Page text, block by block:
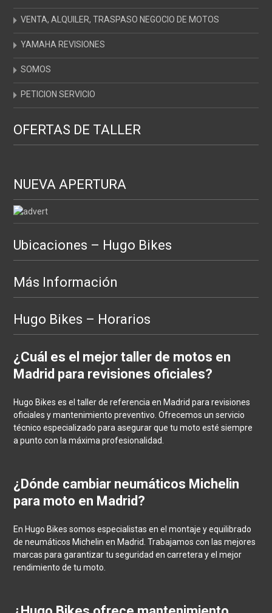
VENTA, ALQUILER, TRASPASO NEGOCIO DE MOTOS
YAMAHA REVISIONES
SOMOS
PETICION SERVICIO
OFERTAS DE TALLER
NUEVA APERTURA
Ubicaciones – Hugo Bikes
Más Información
Hugo Bikes – Horarios
¿Cuál es el mejor taller de motos en
Madrid para revisiones oficiales?
Hugo Bikes es el taller de referencia en Madrid para revisiones
oficiales y mantenimiento preventivo. Ofrecemos un servicio
técnico especializado para asegurar que tu moto esté siempre
a punto con la máxima profesionalidad.
¿Dónde cambiar neumáticos Michelin
para moto en Madrid?
En Hugo Bikes somos especialistas en el montaje y equilibrado
de neumáticos Michelin en Madrid. Trabajamos con las mejores
marcas para garantizar tu seguridad en carretera y el mejor
rendimiento de tu moto.